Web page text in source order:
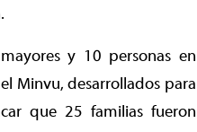
y 10 personas en
Minvu, desarrollados para
que 25 familias fueron